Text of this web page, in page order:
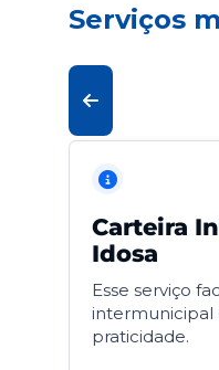
Serviços
Carteira
Idosa
Esse serviço
intermunicipal
praticidade.